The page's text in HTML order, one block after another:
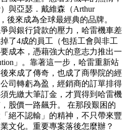
與亞瑟．戴維森（Arthur
後來成為全球最經典的品牌。
與銀行貸款的壓力，哈雷機車差
了4成的員工（包括工會與非工
成本，憑藉強大的意志力推出一
」。靠著這一步，哈雷重新站
來成了傳奇，也成了商學院的經
司轉虧為盈，經銷商的訂單排得
先繳大筆訂金，才買得到哈雷機
股價一路飆升。 在那段艱困的
絕不認輸」的精神，不只帶來豐
文化。重要專案落後怎麼辦？